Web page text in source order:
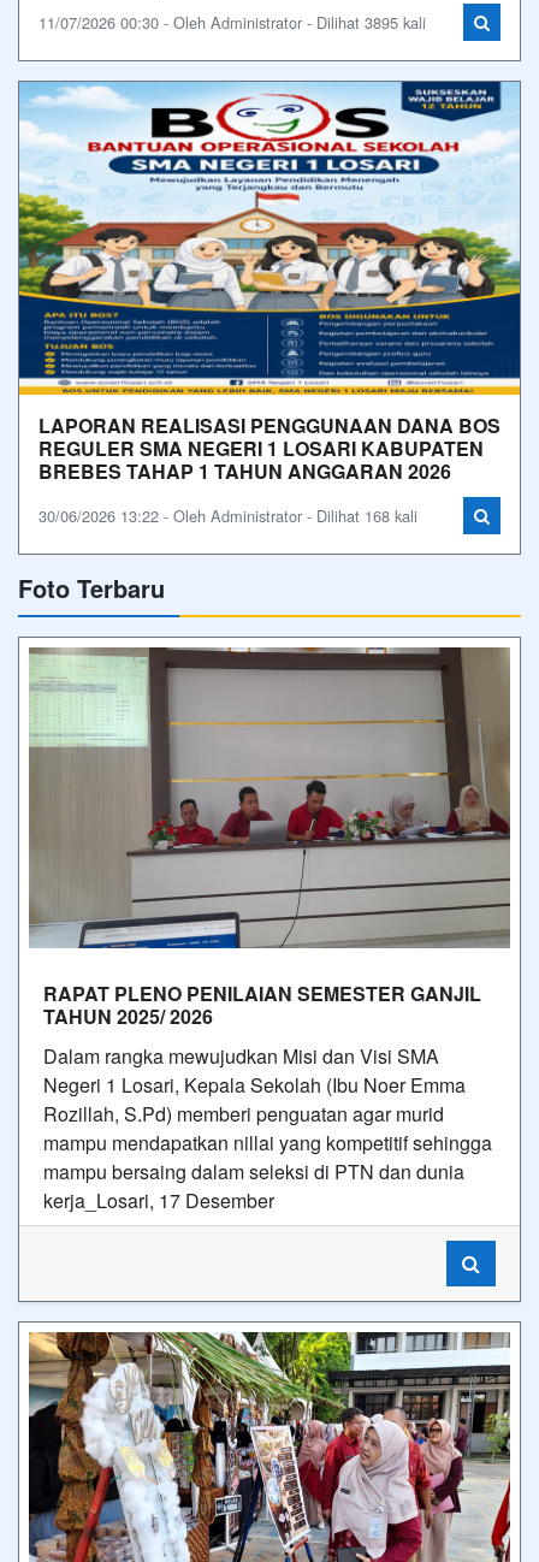
11/07/2026 00:30 - Oleh Administrator - Dilihat 3895 kali
LAPORAN REALISASI PENGGUNAAN DANA BOS
REGULER SMA NEGERI 1 LOSARI KABUPATEN
BREBES TAHAP 1 TAHUN ANGGARAN 2026
30/06/2026 13:22 - Oleh Administrator - Dilihat 168 kali
Foto Terbaru
RAPAT PLENO PENILAIAN SEMESTER GANJIL
TAHUN 2025/ 2026
Dalam rangka mewujudkan Misi dan Visi SMA
Negeri 1 Losari, Kepala Sekolah (Ibu Noer Emma
Rozillah, S.Pd) memberi penguatan agar murid
mampu mendapatkan nillai yang kompetitif sehingga
mampu bersaing dalam seleksi di PTN dan dunia
kerja_Losari, 17 Desember